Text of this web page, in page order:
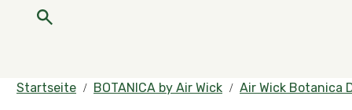
Startseite BOTANICA by Air Wick Air Wick Botanica